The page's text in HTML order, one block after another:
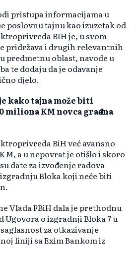
pristupa informacijama u
poslovnu tajnu kao izuzetak od
BIH je, u svom
pridržava i drugih relevantnih
predmetnu oblast, navode u
te dodaju da je odavanje
djelo.
kako tajna može biti
miliona KM novca građana
BiH već avansno
a u nepovrat je otišlo i skoro
date za izvođenje radova
Bloka koji neće biti
Vlada FBiH dala je prethodnu
Ugovora o izgradnji Bloka 7 u
za otkazivanje
liniji sa Exim Bankom iz